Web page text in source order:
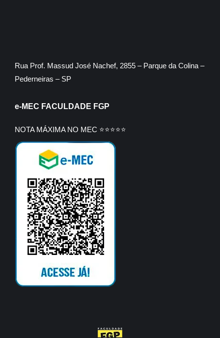
Rua Prof. Massud José Nachef, 2855 – Parque da Colina –
Pederneiras – SP
e-MEC FACULDADE FGP
NOTA MÁXIMA NO MEC ⭐⭐⭐⭐⭐